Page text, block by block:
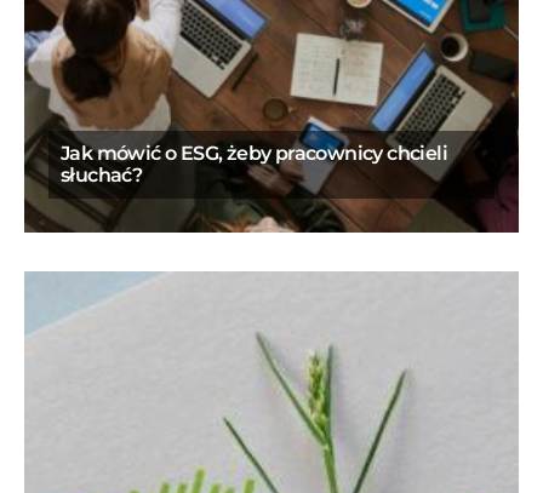
Jak mówić o ESG, żeby pracownicy chcieli
słuchać?